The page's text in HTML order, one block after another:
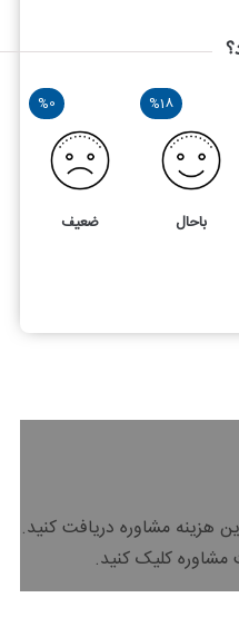
%18
باحال
%0
ضعیف
هزینه مشاوره دریافت کنید.
کلیک کنید.